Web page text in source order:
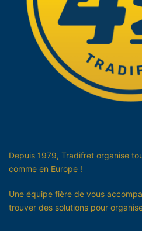
Depuis 1979, Tradifret organise
comme en Europe !
Une équipe fière de vous
trouver des solutions pour